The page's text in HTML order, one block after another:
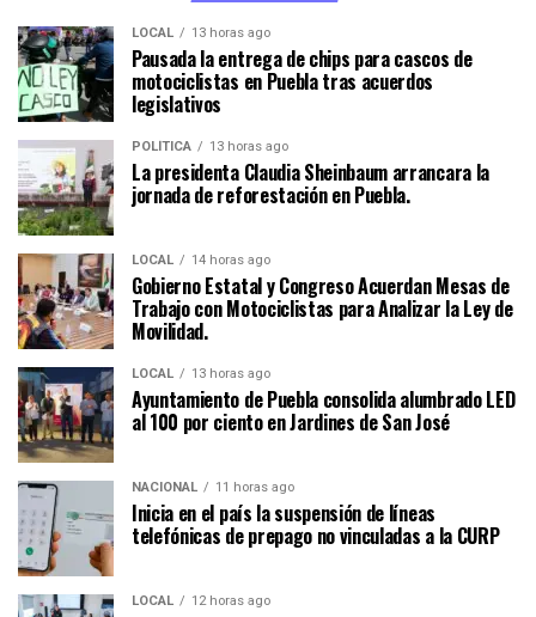
LOCAL 13 horas ago
Pausada la entrega de chips para cascos de
motociclistas en Puebla tras acuerdos
legislativos
POLÍTICA 13 horas ago
La presidenta Claudia Sheinbaum arrancara la
jornada de reforestación en Puebla.
LOCAL 14 horas ago
Gobierno Estatal y Congreso Acuerdan Mesas de
Trabajo con Motociclistas para Analizar la Ley de
Movilidad.
LOCAL 13 horas ago
Ayuntamiento de Puebla consolida alumbrado LED
al 100 por ciento en Jardines de San José
NACIONAL 11 horas ago
Inicia en el país la suspensión de líneas
telefónicas de prepago no vinculadas a la CURP
LOCAL 12 horas ago